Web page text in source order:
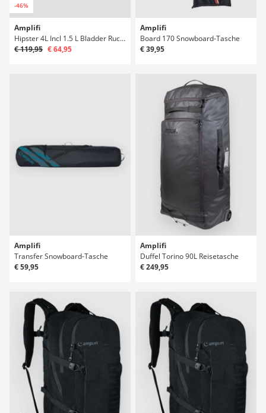
-46%
Amplifi
Hipster 4L Incl 1.5 L Bladder Rucksack
€ 119,95 € 64,95
Amplifi
Board 170 Snowboard-Tasche
€ 39,95
Amplifi
Transfer Snowboard-Tasche
€ 59,95
Amplifi
Duffel Torino 90L Reisetasche
€ 249,95